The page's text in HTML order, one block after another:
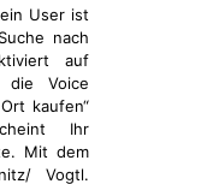
User ist
nach
auf
die Voice
kaufen“
Ihr
Mit dem
Vogtl.